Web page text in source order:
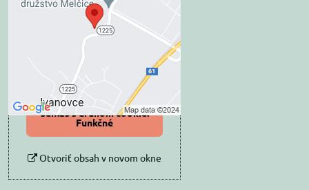
súkromia
Prajete si načítať externý obsah?
Povoliť tentokrát
Povoliť a zapamätať -
súhlas s druhom cookie:
Funkčné
Otvoriť obsah v novom okne